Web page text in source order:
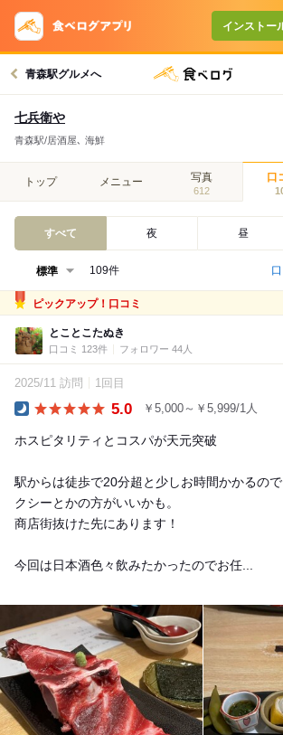
インストー
青森駅グルメへ
七兵衛や
青森駅/居酒屋､ 海鮮
トップ メニュー 写真
612
口
すべて 夜 昼
109件
ピックアップ！口コミ
とことこたぬき
口コミ 123件 フォロワー 44人
2025/11 訪問 1回目
5.0 ￥5,000～￥5,999/1人
ホスピタリティとコスパが天元突破
駅からは徒歩で20分超と少しお時間かかるの
クシーとかの方がいいかも。
商店街抜けた先にあります！
今回は日本酒色々飲みたかったのでお任...